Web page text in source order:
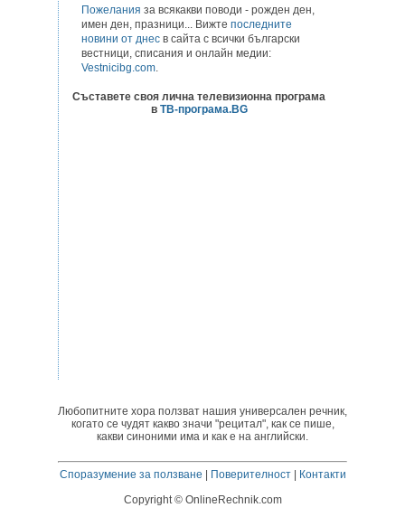
Пожелания за всякакви поводи - рожден ден,
имен ден, празници... Вижте последните
новини от днес в сайта с всички български
вестници, списания и онлайн медии:
Vestnicibg.com.
Съставете своя лична телевизионна програма
в ТВ-програма.BG
Любопитните хора ползват нашия универсален речник,
когато се чудят какво значи "рецитал", как се пише,
какви синоними има и как е на английски.
Споразумение за ползване | Поверителност| Контакти
Copyright © OnlineRechnik.com